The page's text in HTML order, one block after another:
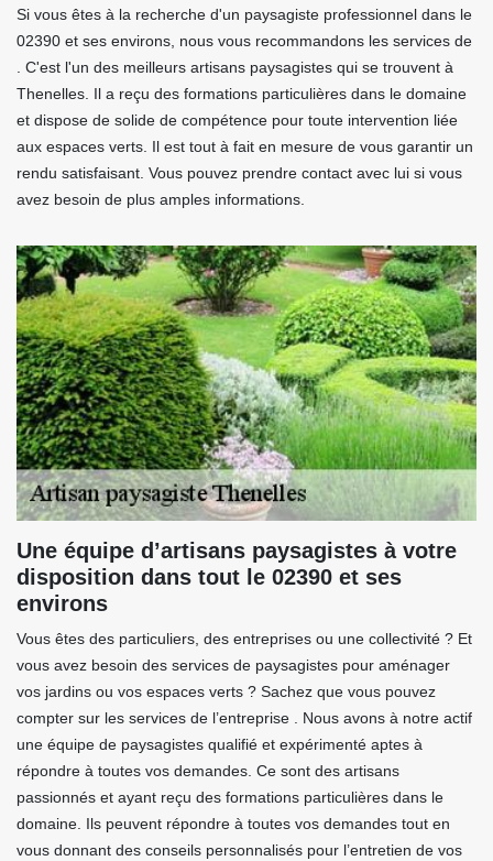
Si vous êtes à la recherche d'un paysagiste professionnel dans le
02390 et ses environs, nous vous recommandons les services de
. C'est l'un des meilleurs artisans paysagistes qui se trouvent à
Thenelles. Il a reçu des formations particulières dans le domaine
et dispose de solide de compétence pour toute intervention liée
aux espaces verts. Il est tout à fait en mesure de vous garantir un
rendu satisfaisant. Vous pouvez prendre contact avec lui si vous
avez besoin de plus amples informations.
Une équipe d’artisans paysagistes à votre
disposition dans tout le 02390 et ses
environs
Vous êtes des particuliers, des entreprises ou une collectivité ? Et
vous avez besoin des services de paysagistes pour aménager
vos jardins ou vos espaces verts ? Sachez que vous pouvez
compter sur les services de l’entreprise . Nous avons à notre actif
une équipe de paysagistes qualifié et expérimenté aptes à
répondre à toutes vos demandes. Ce sont des artisans
passionnés et ayant reçu des formations particulières dans le
domaine. Ils peuvent répondre à toutes vos demandes tout en
vous donnant des conseils personnalisés pour l’entretien de vos